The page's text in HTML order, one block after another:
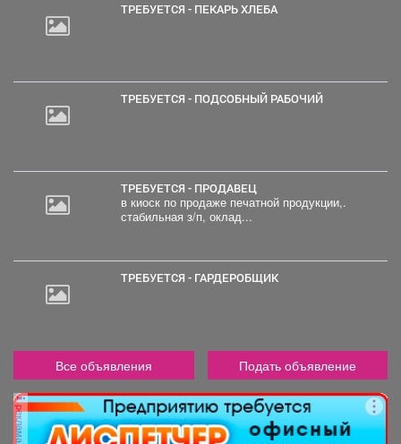
ТРЕБУЕТСЯ - ПЕКАРЬ ХЛЕБА
ТРЕБУЕТСЯ - ПОДСОБНЫЙ РАБОЧИЙ
ТРЕБУЕТСЯ - ПРОДАВЕЦ
в киоск по продаже печатной продукции,.
стабильная з/п, оклад...
ТРЕБУЕТСЯ - ГАРДЕРОБЩИК
Все объявления Подать объявление
реклама